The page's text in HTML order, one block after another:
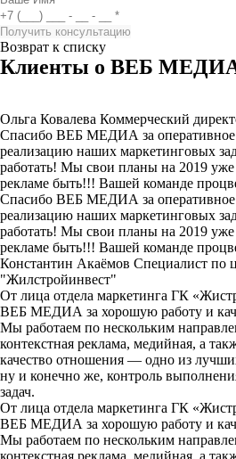
Возврат к списку
Клиенты о ВЕБ
Ольга Ковалева Коммерческий
Спасибо ВЕБ МЕДИА за оперативное
реализацию наших маркетинговых
работать! Мы свои планы на 2019
рекламе быть!!! Вашей команде
Спасибо ВЕБ МЕДИА за оперативное
реализацию наших маркетинговых
работать! Мы свои планы на 2019
рекламе быть!!! Вашей команде
Константин Акаёмов Специалист по
"Жилстройинвест"
От лица отдела маркетинга ГК
ВЕБ МЕДИА за хорошую работу и
Мы работаем по нескольким
контекстная реклама, медийная, а
качество отношения — одно из
ну и конечно же, контроль
задач.
От лица отдела маркетинга ГК
ВЕБ МЕДИА за хорошую работу и
Мы работаем по нескольким
контекстная реклама, медийная, а